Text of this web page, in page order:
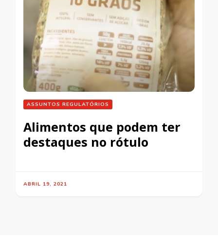
ASSUNTOS REGULATÓRIOS
Alimentos que podem ter
destaques no rótulo
ABRIL 19, 2021